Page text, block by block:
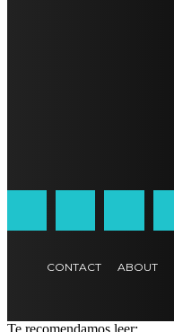
CONTACT ABOUT
Te recomendamos leer: